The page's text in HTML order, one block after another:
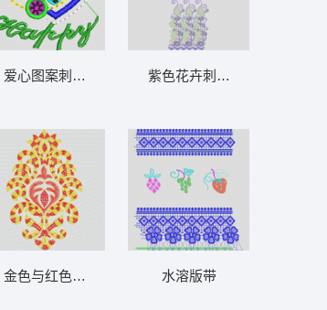
珠片图案
凤花版图案
爱心图案刺绣设计 童装帖布字母图案
金色与红色刺绣花纹图案 欧式花_窗帘图案_
紫色花卉刺绣图案设计 经典
水溶版带